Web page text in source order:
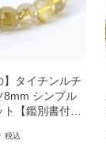
】タイチンルチ
8mm シンプル
ト【鑑別書付